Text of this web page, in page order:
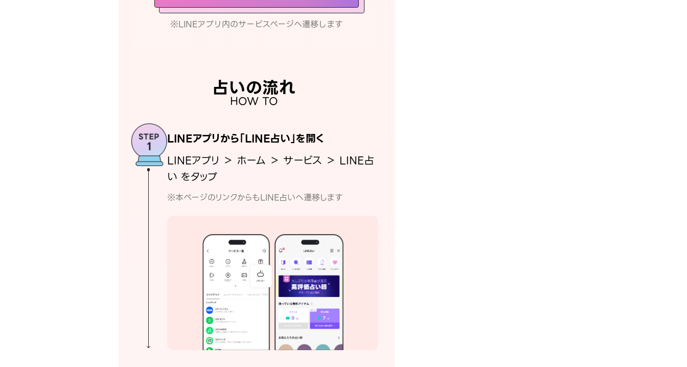
※LINEアプリ内のサービスページへ遷移します
占いの流れ
HOW TO
LINEアプリから「LINE占い」を開く
LINEアプリ ＞ ホーム ＞ サービス ＞ LINE占
い をタップ
※本ページのリンクからもLINE占いへ遷移します